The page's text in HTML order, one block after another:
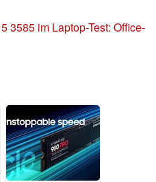
3585 im Laptop-Test: Office-